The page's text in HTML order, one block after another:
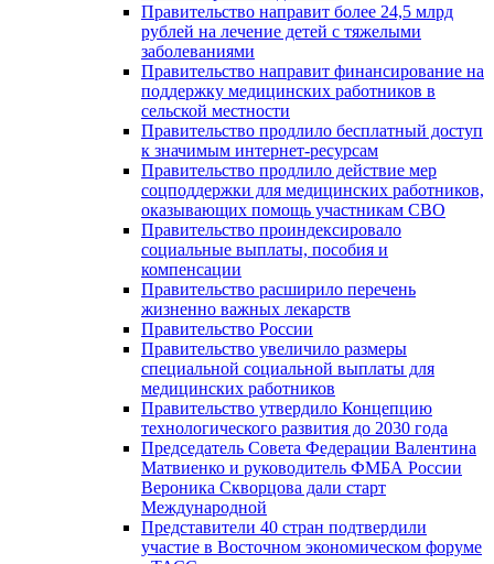
Правительство направит более 24,5 млрд
рублей на лечение детей с тяжелыми
заболеваниями
Правительство направит финансирование на
поддержку медицинских работников в
сельской местности
Правительство продлило бесплатный доступ
к значимым интернет-ресурсам
Правительство продлило действие мер
соцподдержки для медицинских работников,
оказывающих помощь участникам СВО
Правительство проиндексировало
социальные выплаты, пособия и
компенсации
Правительство расширило перечень
жизненно важных лекарств
Правительство России
Правительство увеличило размеры
специальной социальной выплаты для
медицинских работников
Правительство утвердило Концепцию
технологического развития до 2030 года
Председатель Совета Федерации Валентина
Матвиенко и руководитель ФМБА России
Вероника Скворцова дали старт
Международной
Представители 40 стран подтвердили
участие в Восточном экономическом форуме